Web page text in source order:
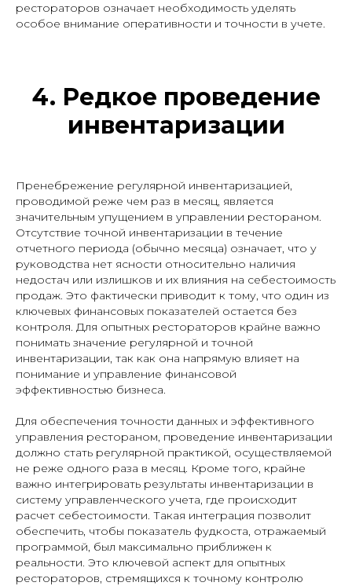
рестораторов означает необходимость уделять
особое внимание оперативности и точности в учете.
4. Редкое проведение
инвентаризации
Пренебрежение регулярной инвентаризацией,
проводимой реже чем раз в месяц, является
значительным упущением в управлении рестораном.
Отсутствие точной инвентаризации в течение
отчетного периода (обычно месяца) означает, что у
руководства нет ясности относительно наличия
недостач или излишков и их влияния на себестоимость
продаж. Это фактически приводит к тому, что один из
ключевых финансовых показателей остается без
контроля. Для опытных рестораторов крайне важно
понимать значение регулярной и точной
инвентаризации, так как она напрямую влияет на
понимание и управление финансовой
эффективностью бизнеса.
Для обеспечения точности данных и эффективного
управления рестораном, проведение инвентаризации
должно стать регулярной практикой, осуществляемой
не реже одного раза в месяц. Кроме того, крайне
важно интегрировать результаты инвентаризации в
систему управленческого учета, где происходит
расчет себестоимости. Такая интеграция позволит
обеспечить, чтобы показатель фудкоста, отражаемый
программой, был максимально приближен к
реальности. Это ключевой аспект для опытных
рестораторов, стремящихся к точному контролю